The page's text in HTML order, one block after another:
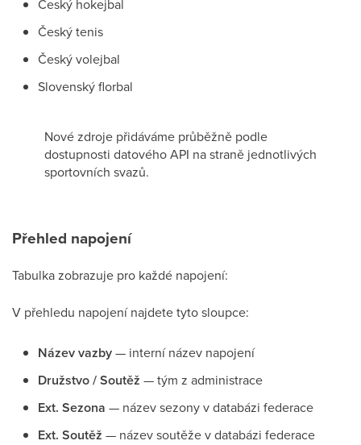
Český hokejbal
Český tenis
Český volejbal
Slovenský florbal
Nové zdroje přidáváme průběžně podle
dostupnosti datového API na straně jednotlivých
sportovních svazů.
Přehled napojení
Tabulka zobrazuje pro každé napojení:
V přehledu napojení najdete tyto sloupce:
Název vazby— interní název napojení
Družstvo / Soutěž — tým z administrace
Ext. Sezona — název sezony v databázi federace
Ext. Soutěž — název soutěže v databázi federace